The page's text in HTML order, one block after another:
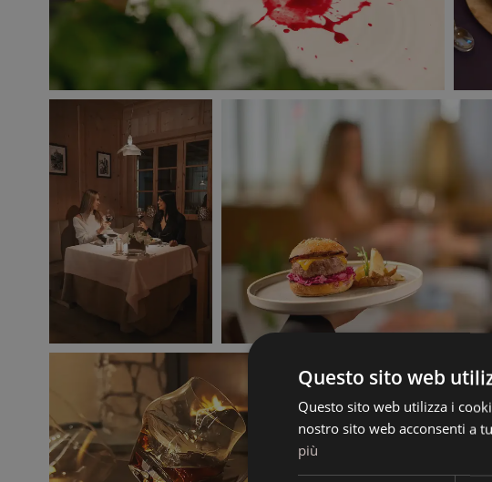
Questo sito web
Questo sito web utilizza i
nostro sito web acconsenti a
più